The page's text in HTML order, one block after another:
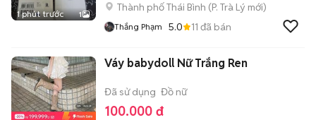
1 phút trước 1
Thành phố Thái Bình (P. Trà Lý mới)
Thắng Phạm 5.0 11 đã bán
Váy babydoll Nữ Trắng Ren
Đã sử dụng Đồ nữ
100.000 đ